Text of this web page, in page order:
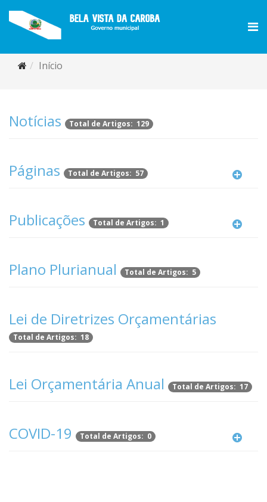
Início
Notícias Total de Artigos: 129
Páginas Total de Artigos: 57
Publicações Total de Artigos: 1
Plano Plurianual Total de Artigos: 5
Lei de Diretrizes Orçamentárias
Total de Artigos: 18
Lei Orçamentária Anual Total de Artigos: 17
COVID-19 Total de Artigos: 0